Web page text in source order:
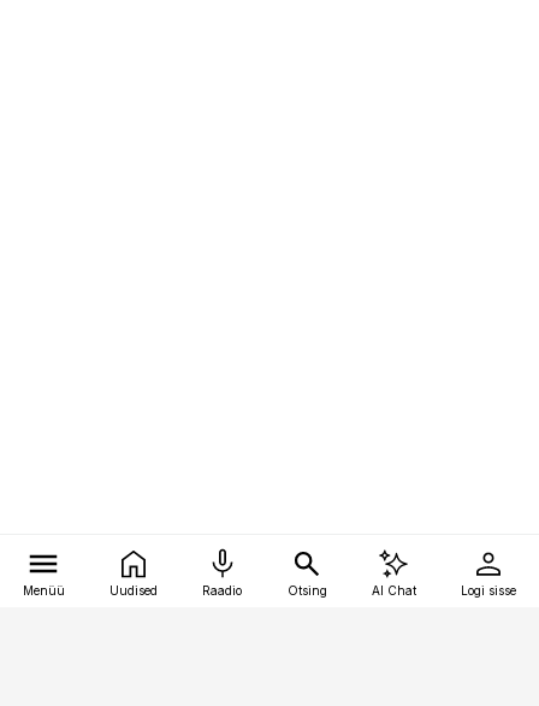
Menüü Uudised Raadio Otsing AI Chat Logi sisse